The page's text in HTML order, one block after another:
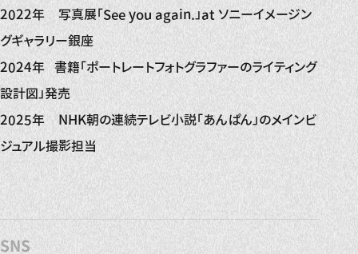
2022年 写真展「See you again.」at ソニーイメージン
グギャラリー銀座
2024年 書籍「ポートレートフォトグラファーのライティング
設計図」発売
2025年 NHK朝の連続テレビ小説「あんぱん」のメインビ
ジュアル撮影担当
SNS